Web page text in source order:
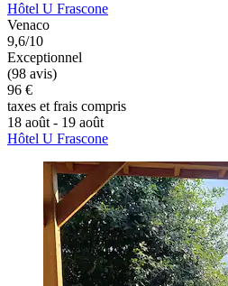
Hôtel U Frascone
Venaco
9,6/10
Exceptionnel
(98 avis)
96 €
taxes et frais compris
18 août - 19 août
Hôtel U Frascone